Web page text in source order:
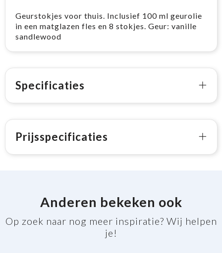
Geurstokjes voor thuis. Inclusief 100 ml geurolie
in een matglazen fles en 8 stokjes. Geur: vanille
sandlewood
Specificaties
Prijsspecificaties
Anderen bekeken ook
Op zoek naar nog meer inspiratie? Wij helpen
je!